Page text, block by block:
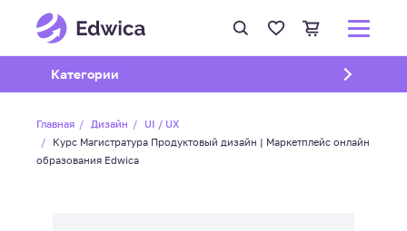
Открыть подменю
Категории
Главная Дизайн
UI / UX
Курс Магистратура Продуктовый дизайн | Маркетплейс онлайн
образования Edwica